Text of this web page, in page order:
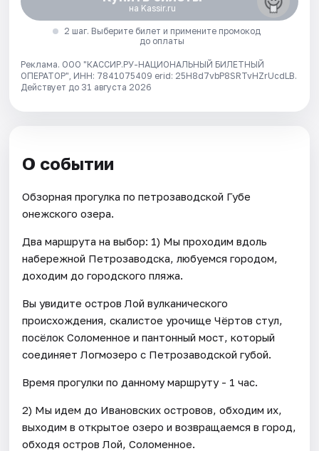
на Kassir.ru
2 шаг. Выберите билет и примените промокод
до оплаты
Реклама. ООО "КАССИР.РУ-НАЦИОНАЛЬНЫЙ БИЛЕТНЫЙ
ОПЕРАТОР", ИНН: 7841075409 erid: 25H8d7vbP8SRTvHZrUcdLB.
Действует до 31 августа 2026
О событии
Обзорная прогулка по петрозаводской Губе
онежского озера.
Два маршрута на выбор: 1) Мы проходим вдоль
набережной Петрозаводска, любуемся городом,
доходим до городского пляжа.
Вы увидите остров Лой вулканического
происхождения, скалистое урочище Чёртов стул,
посёлок Соломенное и пантонный мост, который
соединяет Логмозеро с Петрозаводской губой.
Время прогулки по данному маршруту - 1 час.
2) Мы идем до Ивановских островов, обходим их,
выходим в открытое озеро и возвращаемся в город,
обходя остров Лой, Соломенное.